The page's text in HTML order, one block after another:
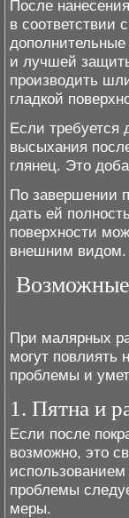
После
в соответствии
и лучшей
производить
гладкой
Если требуется
высыхания
глянец. Это
По завершении
дать ей
поверхности
внешним видом.
При малярных
могут повлиять
проблемы и
1. Пятна и
Если после
возможно, это
использованием
проблемы
меры.